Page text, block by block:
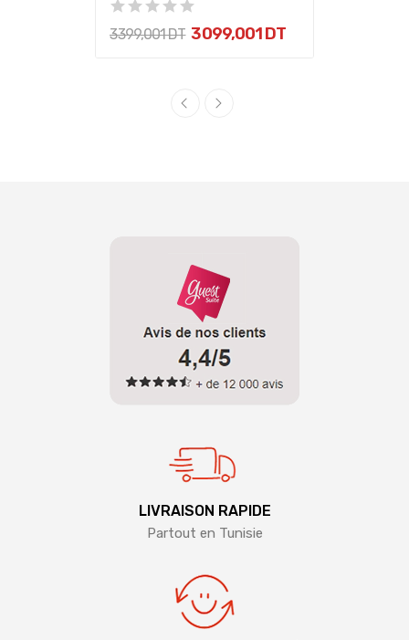
3 399,001 DT 3 099,001 DT
LIVRAISON RAPIDE
Partout en Tunisie